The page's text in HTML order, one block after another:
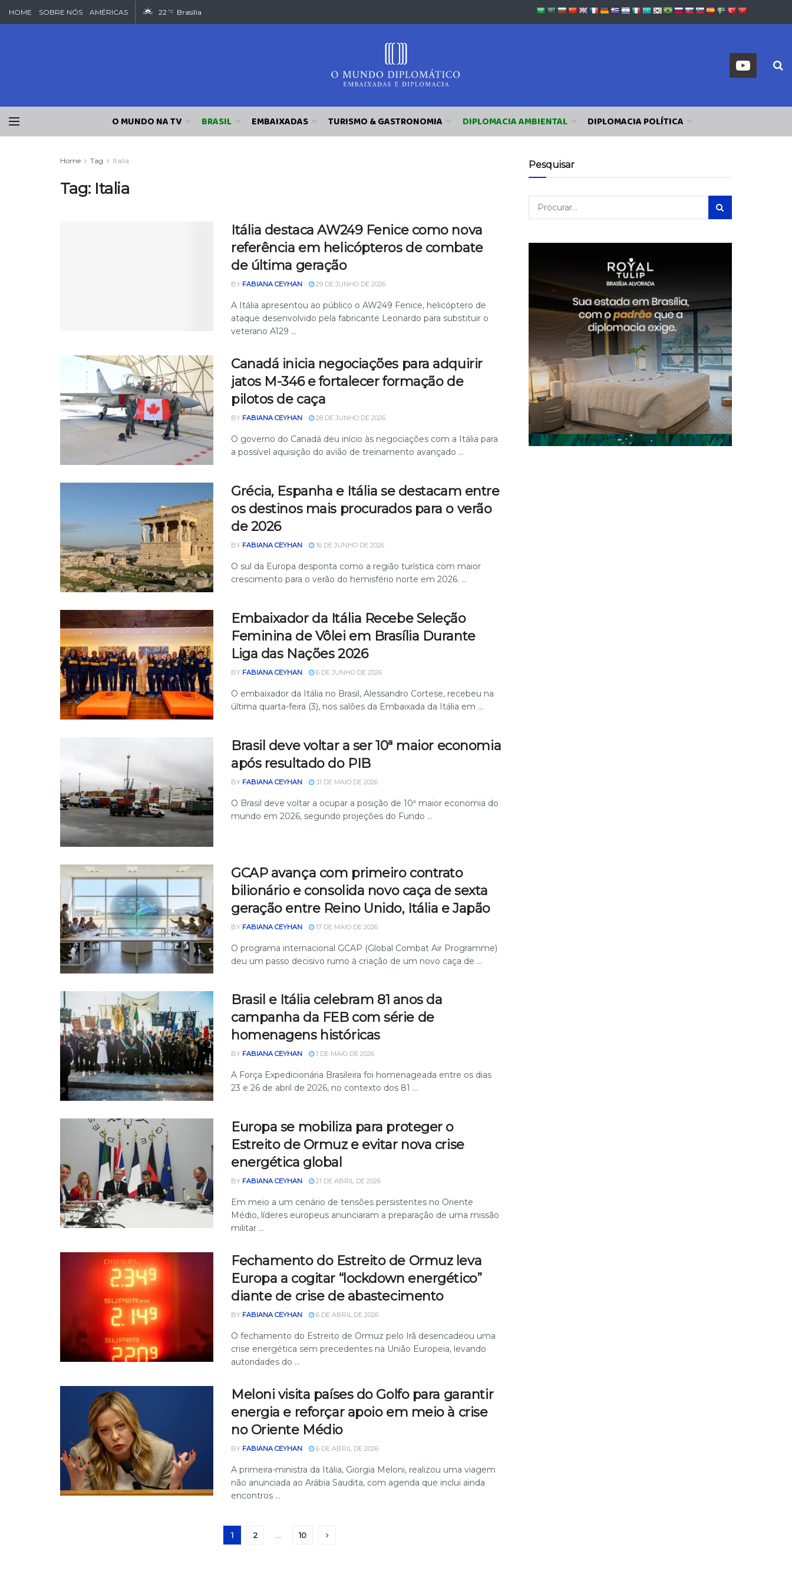
HOME SOBRE NÓS AMÉRICAS 22 °C Brasília
O MUNDO NA TV BRASIL EMBAIXADAS TURISMO & GASTRONOMIA DIPLOMACIA AMBIENTAL DIPLOMACIA POLÍTICA
Home Tag Italia
Tag: Italia
Itália destaca AW249 Fenice como nova
referência em helicópteros de combate
de última geração
BY FABIANA CEYHAN 29 DE JUNHO DE 2026
A Itália apresentou ao público o AW249 Fenice, helicóptero de
ataque desenvolvido pela fabricante Leonardo para substituir o
veterano A129 ...
Canadá inicia negociações para adquirir
jatos M-346 e fortalecer formação de
pilotos de caça
BY FABIANA CEYHAN 28 DE JUNHO DE 2026
O governo do Canadá deu início às negociações com a Itália para
a possível aquisição do avião de treinamento avançado ...
Grécia, Espanha e Itália se destacam entre
os destinos mais procurados para o verão
de 2026
BY FABIANA CEYHAN 16 DE JUNHO DE 2026
O sul da Europa desponta como a região turística com maior
crescimento para o verão do hemisfério norte em 2026. ...
Embaixador da Itália Recebe Seleção
Feminina de Vôlei em Brasília Durante
Liga das Nações 2026
BY FABIANA CEYHAN 6 DE JUNHO DE 2026
O embaixador da Itália no Brasil, Alessandro Cortese, recebeu na
última quarta-feira (3), nos salões da Embaixada da Itália em ...
Brasil deve voltar a ser 10ª maior economia
após resultado do PIB
BY FABIANA CEYHAN 31 DE MAIO DE 2026
O Brasil deve voltar a ocupar a posição de 10ª maior economia do
mundo em 2026, segundo projeções do Fundo ...
GCAP avança com primeiro contrato
bilionário e consolida novo caça de sexta
geração entre Reino Unido, Itália e Japão
BY FABIANA CEYHAN 17 DE MAIO DE 2026
O programa internacional GCAP (Global Combat Air Programme)
deu um passo decisivo rumo à criação de um novo caça de ...
Brasil e Itália celebram 81 anos da
campanha da FEB com série de
homenagens históricas
BY FABIANA CEYHAN 1 DE MAIO DE 2026
A Força Expedicionária Brasileira foi homenageada entre os dias
23 e 26 de abril de 2026, no contexto dos 81 ...
Europa se mobiliza para proteger o
Estreito de Ormuz e evitar nova crise
energética global
BY FABIANA CEYHAN 21 DE ABRIL DE 2026
Em meio a um cenário de tensões persistentes no Oriente
Médio, líderes europeus anunciaram a preparação de uma missão
militar ...
Fechamento do Estreito de Ormuz leva
Europa a cogitar “lockdown energético”
diante de crise de abastecimento
BY FABIANA CEYHAN 6 DE ABRIL DE 2026
O fechamento do Estreito de Ormuz pelo Irã desencadeou uma
crise energética sem precedentes na União Europeia, levando
autoridades do ...
Meloni visita países do Golfo para garantir
energia e reforçar apoio em meio à crise
no Oriente Médio
BY FABIANA CEYHAN 6 DE ABRIL DE 2026
A primeira-ministra da Itália, Giorgia Meloni, realizou uma viagem
não anunciada ao Arábia Saudita, com agenda que inclui ainda
encontros ...
1 2 … 10
Pesquisar